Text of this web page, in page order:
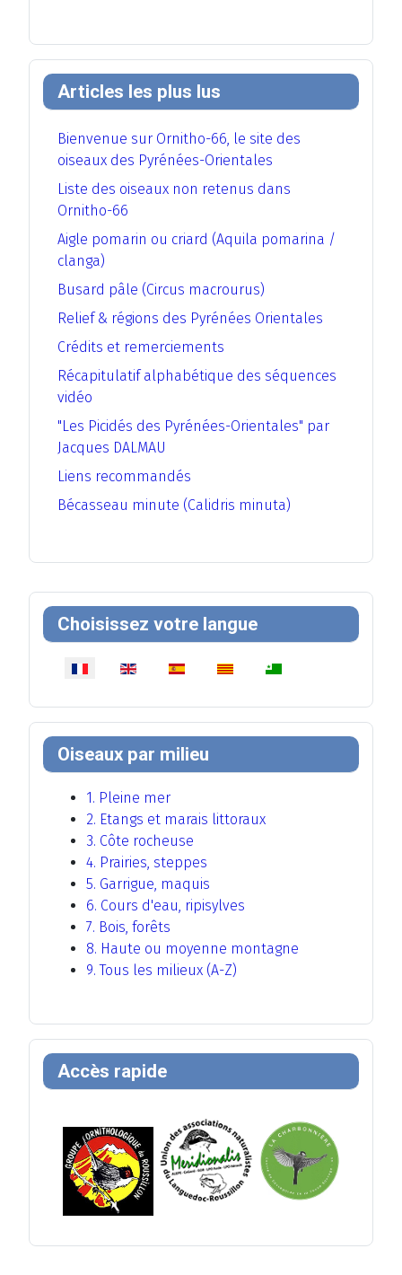
Choisissez votre langue
Sélectionnez votre langue
Oiseaux par milieu
1. Pleine mer
2. Etangs et marais littoraux
3. Côte rocheuse
4. Prairies, steppes
5. Garrigue, maquis
6. Cours d'eau, ripisylves
7. Bois, forêts
8. Haute ou moyenne montagne
9. Tous les milieux (A-Z)
Accès rapide
Articles les plus lus
Bienvenue sur Ornitho-66, le site des
oiseaux des Pyrénées-Orientales
Liste des oiseaux non retenus dans
Ornitho-66
Aigle pomarin ou criard (Aquila pomarina /
clanga)
Busard pâle (Circus macrourus)
Relief & régions des Pyrénées Orientales
Crédits et remerciements
Récapitulatif alphabétique des séquences
vidéo
"Les Picidés des Pyrénées-Orientales" par
Jacques DALMAU
Liens recommandés
Bécasseau minute (Calidris minuta)